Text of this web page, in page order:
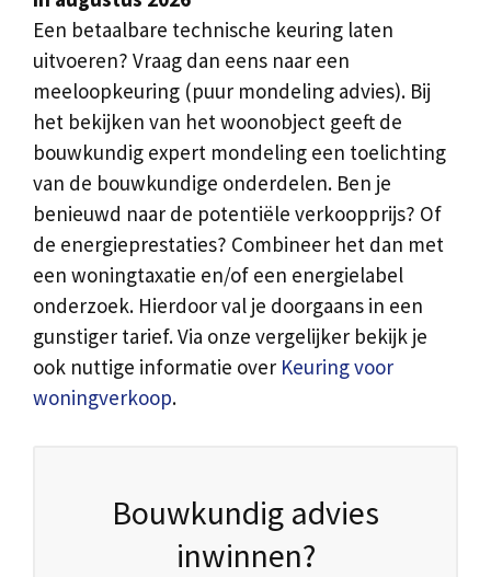
Een betaalbare technische keuring laten
uitvoeren? Vraag dan eens naar een
meeloopkeuring (puur mondeling advies). Bij
het bekijken van het woonobject geeft de
bouwkundig expert mondeling een toelichting
van de bouwkundige onderdelen. Ben je
benieuwd naar de potentiële verkoopprijs? Of
de energieprestaties? Combineer het dan met
een woningtaxatie en/of een energielabel
onderzoek. Hierdoor val je doorgaans in een
gunstiger tarief. Via onze vergelijker bekijk je
ook nuttige informatie over Keuring voor
woningverkoop.
Bouwkundig advies
inwinnen?